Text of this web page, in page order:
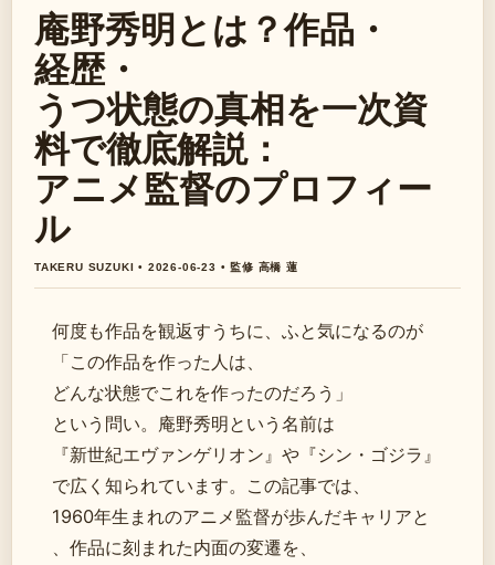
庵野秀明とは？作品・
経歴・
うつ状態の真相を一次資
料で徹底解説：
アニメ監督のプロフィー
ル
TAKERU SUZUKI • 2026-06-23 • 監修 高橋 蓮
何度も作品を観返すうちに、ふと気になるのが
「この作品を作った人は、
どんな状態でこれを作ったのだろう」
という問い。庵野秀明という名前は
『新世紀エヴァンゲリオン』や『シン・ゴジラ』
で広く知られています。この記事では、
1960年生まれのアニメ監督が歩んだキャリアと
、作品に刻まれた内面の変遷を、